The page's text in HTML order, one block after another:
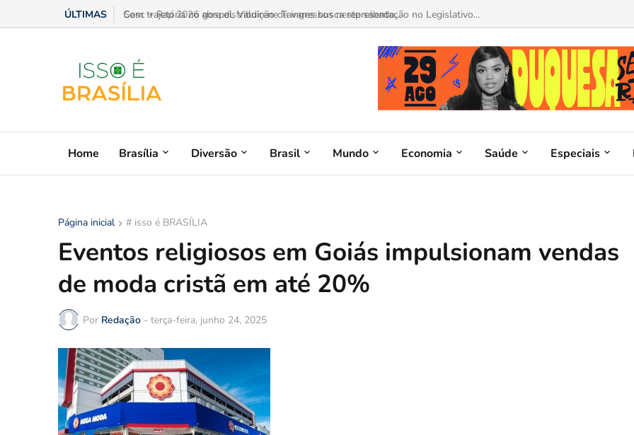
ÚLTIMAS Sesc + Rap 2026 abre distribuição de ingressos neste sábado...
Home Brasília Diversão Brasil Mundo Economia Saúde Especiais
Página inicial # isso é BRASÍLIA
Eventos religiosos em Goiás impulsionam vendas
de moda cristã em até 20%
Por Redação - terça-feira, junho 24, 2025